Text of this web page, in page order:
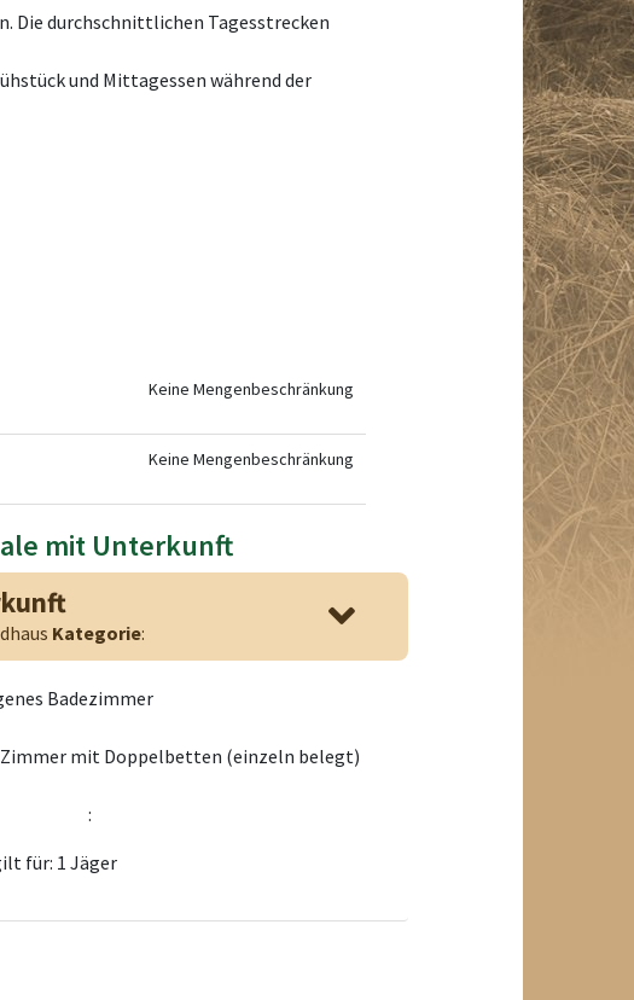
Die durchschnittlichen Tagesstrecken
und Mittagessen während der
Keine Mengenbeschränkung
Keine Mengenbeschränkung
mit Unterkunft
Kategorie:
Badezimmer
mit Doppelbetten (einzeln belegt)
:
für: 1 Jäger